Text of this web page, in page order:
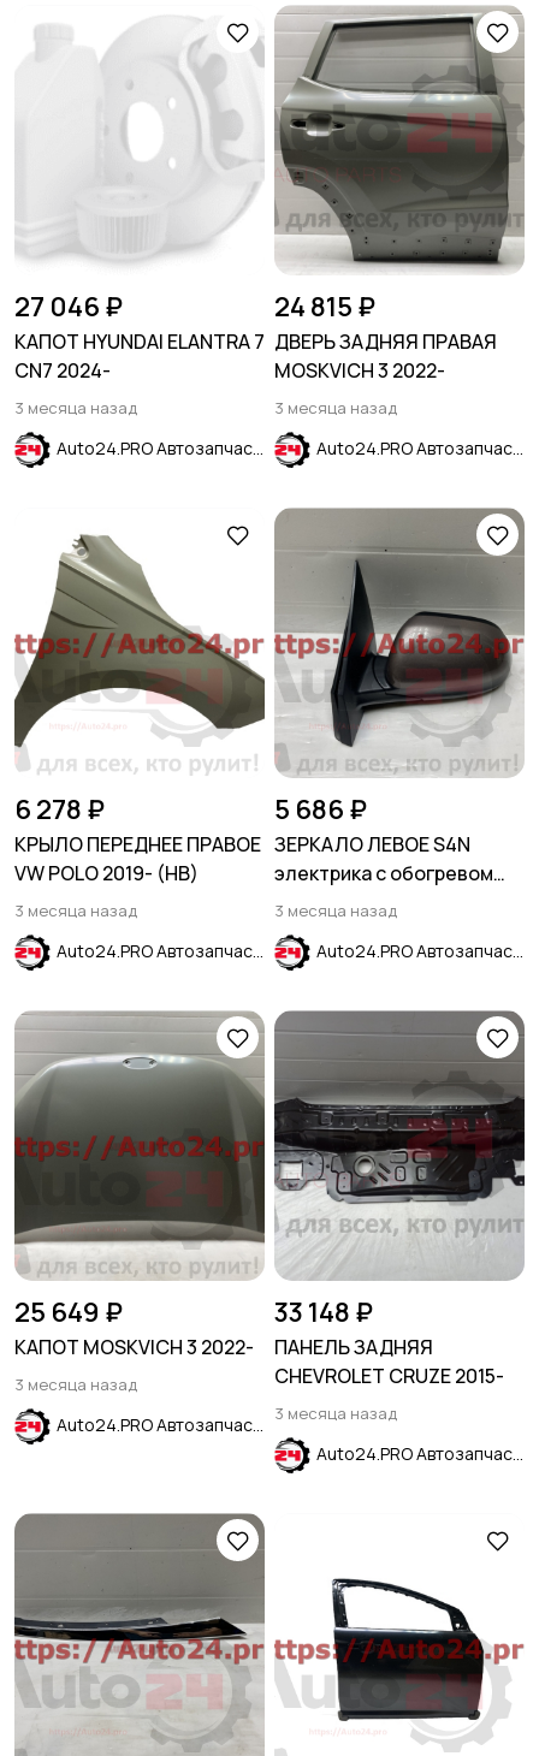
27 046 ₽
КАПОТ HYUNDAI ELANTRA 7
CN7 2024-
3 месяца назад
Auto24.PRO Автозапчасти
24 815 ₽
ДВЕРЬ ЗАДНЯЯ ПРАВАЯ
MOSKVICH 3 2022-
3 месяца назад
Auto24.PRO Автозапчасти
6 278 ₽
КРЫЛО ПЕРЕДНЕЕ ПРАВОЕ
VW POLO 2019- (HB)
3 месяца назад
Auto24.PRO Автозапчасти
5 686 ₽
ЗЕРКАЛО ЛЕВОЕ S4N
электрика с обогревом
без указателя поворота
KIA RIO IV 2017-
3 месяца назад
Auto24.PRO Автозапчасти
25 649 ₽
КАПОТ MOSKVICH 3 2022-
3 месяца назад
Auto24.PRO Автозапчасти
33 148 ₽
ПАНЕЛЬ ЗАДНЯЯ
CHEVROLET CRUZE 2015-
3 месяца назад
Auto24.PRO Автозапчасти